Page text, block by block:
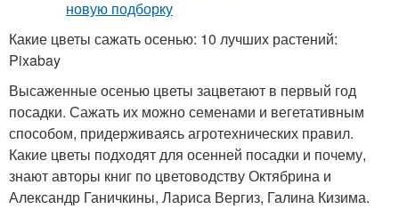
Какие цветы сажать осенью: 10 лучших растений:
Pixabay
Высаженные осенью цветы зацветают в первый год
посадки. Сажать их можно семенами и вегетативным
способом, придерживаясь агротехнических правил.
Какие цветы подходят для осенней посадки и почему,
знают авторы книг по цветоводству Октябрина и
Александр Ганичкины, Лариса Вергиз, Галина Кизима.